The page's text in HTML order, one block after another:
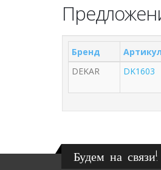
Бренд Артикул
DEKAR
DK1603
Будем на связи!